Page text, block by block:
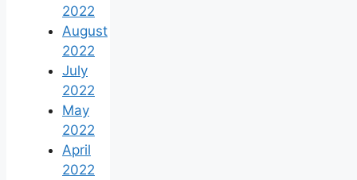
2022
August
2022
July
2022
May
2022
April
2022